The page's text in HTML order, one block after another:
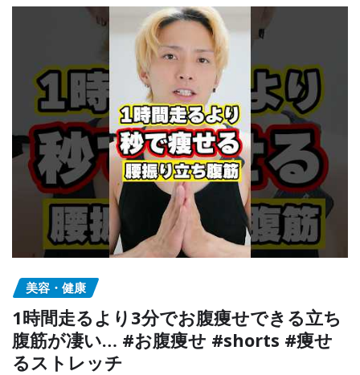
美容・健康
1時間走るより3分でお腹痩せできる立ち
腹筋が凄い… #お腹痩せ #shorts #痩せ
るストレッチ